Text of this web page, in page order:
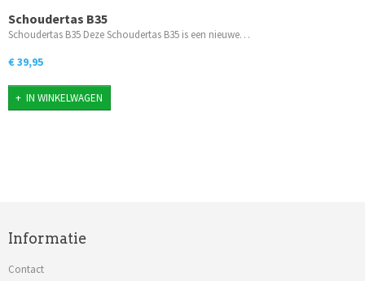
Schoudertas B35
Schoudertas B35 Deze Schoudertas B35 is een nieuwe…
€ 39,95
IN WINKELWAGEN
Informatie
Contact